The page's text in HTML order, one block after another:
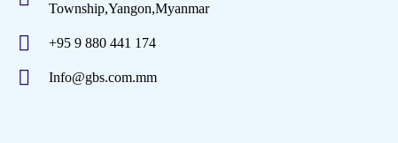
Township,Yangon,Myanmar
+95 9 880 441 174
Info@gbs.com.mm